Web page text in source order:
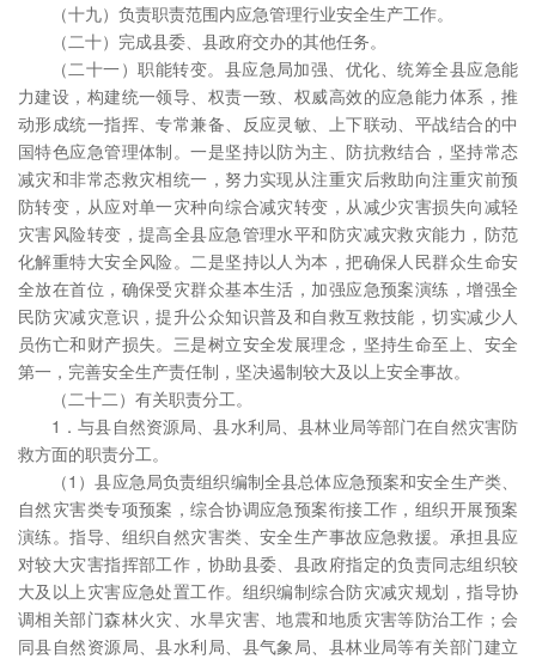
（十九）负责职责范围内应急管理行业安全生产工作。
（二十）完成县委、县政府交办的其他任务。
（二十一）职能转变。县应急局加强、优化、统筹全县应急能
力建设，构建统一领导、权责一致、权威高效的应急能力体系，推
动形成统一指挥、专常兼备、反应灵敏、上下联动、平战结合的中
国特色应急管理体制。一是坚持以防为主、防抗救结合，坚持常态
减灾和非常态救灾相统一，努力实现从注重灾后救助向注重灾前预
防转变，从应对单一灾种向综合减灾转变，从减少灾害损失向减轻
灾害风险转变，提高全县应急管理水平和防灾减灾救灾能力，防范
化解重特大安全风险。二是坚持以人为本，把确保人民群众生命安
全放在首位，确保受灾群众基本生活，加强应急预案演练，增强全
民防灾减灾意识，提升公众知识普及和自救互救技能，切实减少人
员伤亡和财产损失。三是树立安全发展理念，坚持生命至上、安全
第一，完善安全生产责任制，坚决遏制较大及以上安全事故。
（二十二）有关职责分工。
1．与县自然资源局、县水利局、县林业局等部门在自然灾害防
救方面的职责分工。
（1）县应急局负责组织编制全县总体应急预案和安全生产类、
自然灾害类专项预案，综合协调应急预案衔接工作，组织开展预案
演练。指导、组织自然灾害类、安全生产事故应急救援。承担县应
对较大灾害指挥部工作，协助县委、县政府指定的负责同志组织较
大及以上灾害应急处置工作。组织编制综合防灾减灾规划，指导协
调相关部门森林火灾、水旱灾害、地震和地质灾害等防治工作；会
同县自然资源局、县水利局、县气象局、县林业局等有关部门建立